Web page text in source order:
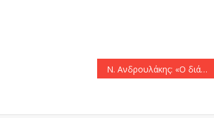
Ν. Ανδρουλάκης: «Ο διάλογος με την Τουρκία να μην γίνεται με αυταπάτες. Μόνο θέμα για Χάγη η οριοθέτηση υφαλοκρηπίδας στο Αιγαίο και οι θαλάσσιες ζώνες στη Αν. Μεσόγειο»